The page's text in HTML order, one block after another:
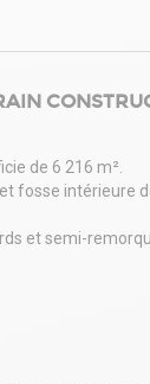
de 6 216 m².
fosse intérieure
et semi-